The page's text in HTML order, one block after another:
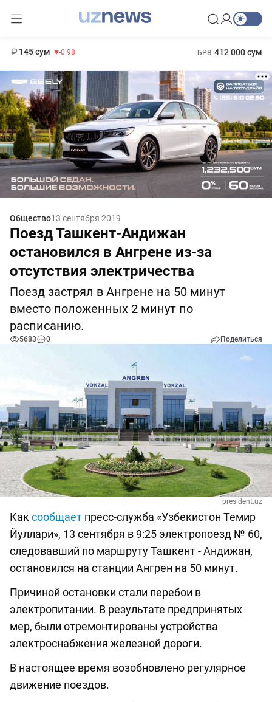
145 сум -0.98 БРВ 412 000 сум
Общество13 сентября 2019
Поезд Ташкент-Андижан
остановился в Ангрене из-за
отсутствия электричества
Поезд застрял в Ангрене на 50 минут
вместо положенных 2 минут по
расписанию.
5683 0 Поделиться
president.uz
Каксообщает пресс-служба «Узбекистон Темир
Йуллари», 13 сентября в 9:25 электропоезд № 60,
следовавший по маршруту Ташкент - Андижан,
остановился на станции Ангрен на 50 минут.
Причиной остановки стали перебои в
электропитании. В результате предпринятых
мер, были отремонтированы устройства
электроснабжения железной дороги.
В настоящее время возобновлено регулярное
движение поездов.